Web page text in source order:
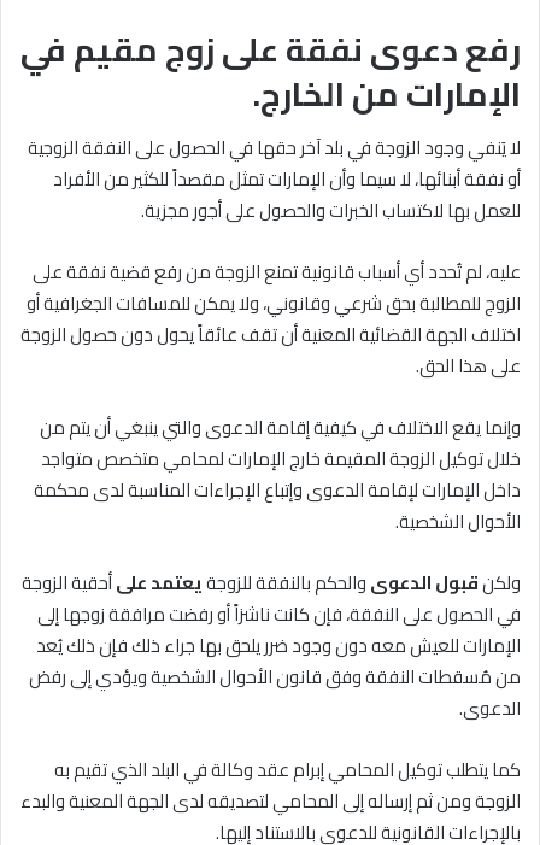
رفع دعوى نفقة على زوج مقيم في
الإمارات من الخارج.
لا يَنفي وجود الزوجة في بلد آخر حقها في الحصول على النفقة الزوجية
أو نفقة أبنائها، لا سيما وأن الإمارات تمثل مقصداً للكثير من الأفراد
للعمل بها لاكتساب الخبرات والحصول على أجور مجزية.
عليه، لم تُحدد أي أسباب قانونية تمنع الزوجة من رفع قضية نفقة على
الزوج للمطالبة بحق شرعي وقانوني، ولا يمكن للمسافات الجغرافية أو
اختلاف الجهة القضائية المعنية أن تقف عائقاً يحول دون حصول الزوجة
على هذا الحق.
وإنما يقع الاختلاف في كيفية إقامة الدعوى والتي ينبغي أن يتم من
خلال توكيل الزوجة المقيمة خارج الإمارات لمحامي متخصص متواجد
داخل الإمارات لإقامة الدعوى وإتباع الإجراءات المناسبة لدى محكمة
الأحوال الشخصية.
ولكنقبول الدعوىوالحكم بالنفقة للزوجةيعتمد علىأحقية الزوجة
في الحصول على النفقة، فإن كانت ناشزاً أو رفضت مرافقة زوجها إلى
الإمارات للعيش معه دون وجود ضرر يلحق بها جراء ذلك فإن ذلك يُعد
من مُسقطات النفقة وفق قانون الأحوال الشخصية ويؤدي إلى رفض
الدعوى.
كما يتطلب توكيل المحامي إبرام عقد وكالة في البلد الذي تقيم به
الزوجة ومن ثم إرساله إلى المحامي لتصديقه لدى الجهة المعنية والبدء
بالإجراءات القانونية للدعوى بالاستناد إليها.